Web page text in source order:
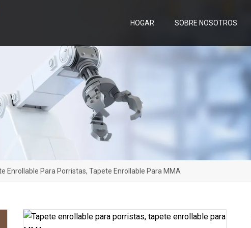
HOGAR SOBRE NOSOTROS
Enrollable Para Porristas, Tapete Enrollable Para MMA